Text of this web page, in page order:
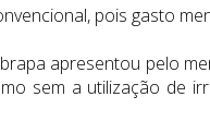
pois gasto
apresentou pelo
sem a utilização de